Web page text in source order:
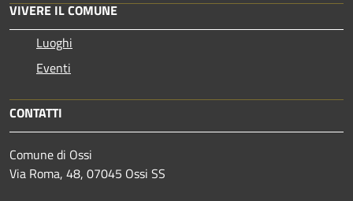
VIVERE IL COMUNE
Luoghi
Eventi
CONTATTI
Comune di Ossi
Via Roma, 48, 07045 Ossi SS